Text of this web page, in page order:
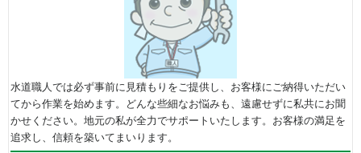
水道職人では必ず事前に見積もりをご提供し、お客様にご納得いただい
てから作業を始めます。どんな些細なお悩みも、遠慮せずに私共にお聞
かせください。地元の私が全力でサポートいたします。お客様の満足を
追求し、信頼を築いてまいります。